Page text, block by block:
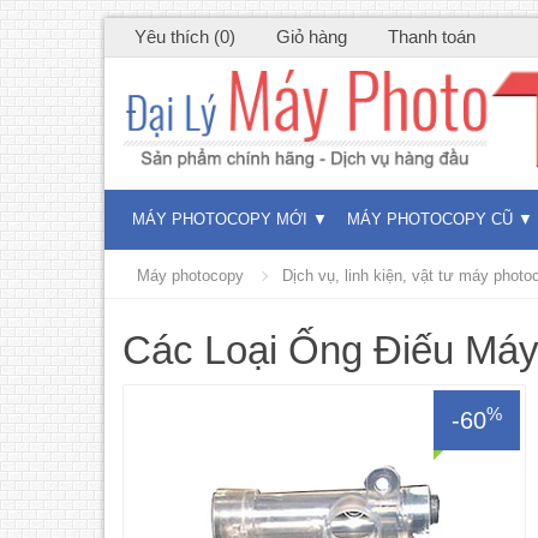
Yêu thích (0) Giỏ hàng Thanh toán
MÁY PHOTOCOPY MỚI MÁY PHOTOCOPY CŨ
Máy photocopy Dịch vụ, linh kiện, vật tư máy
Các Loại Ống Điếu
-60%